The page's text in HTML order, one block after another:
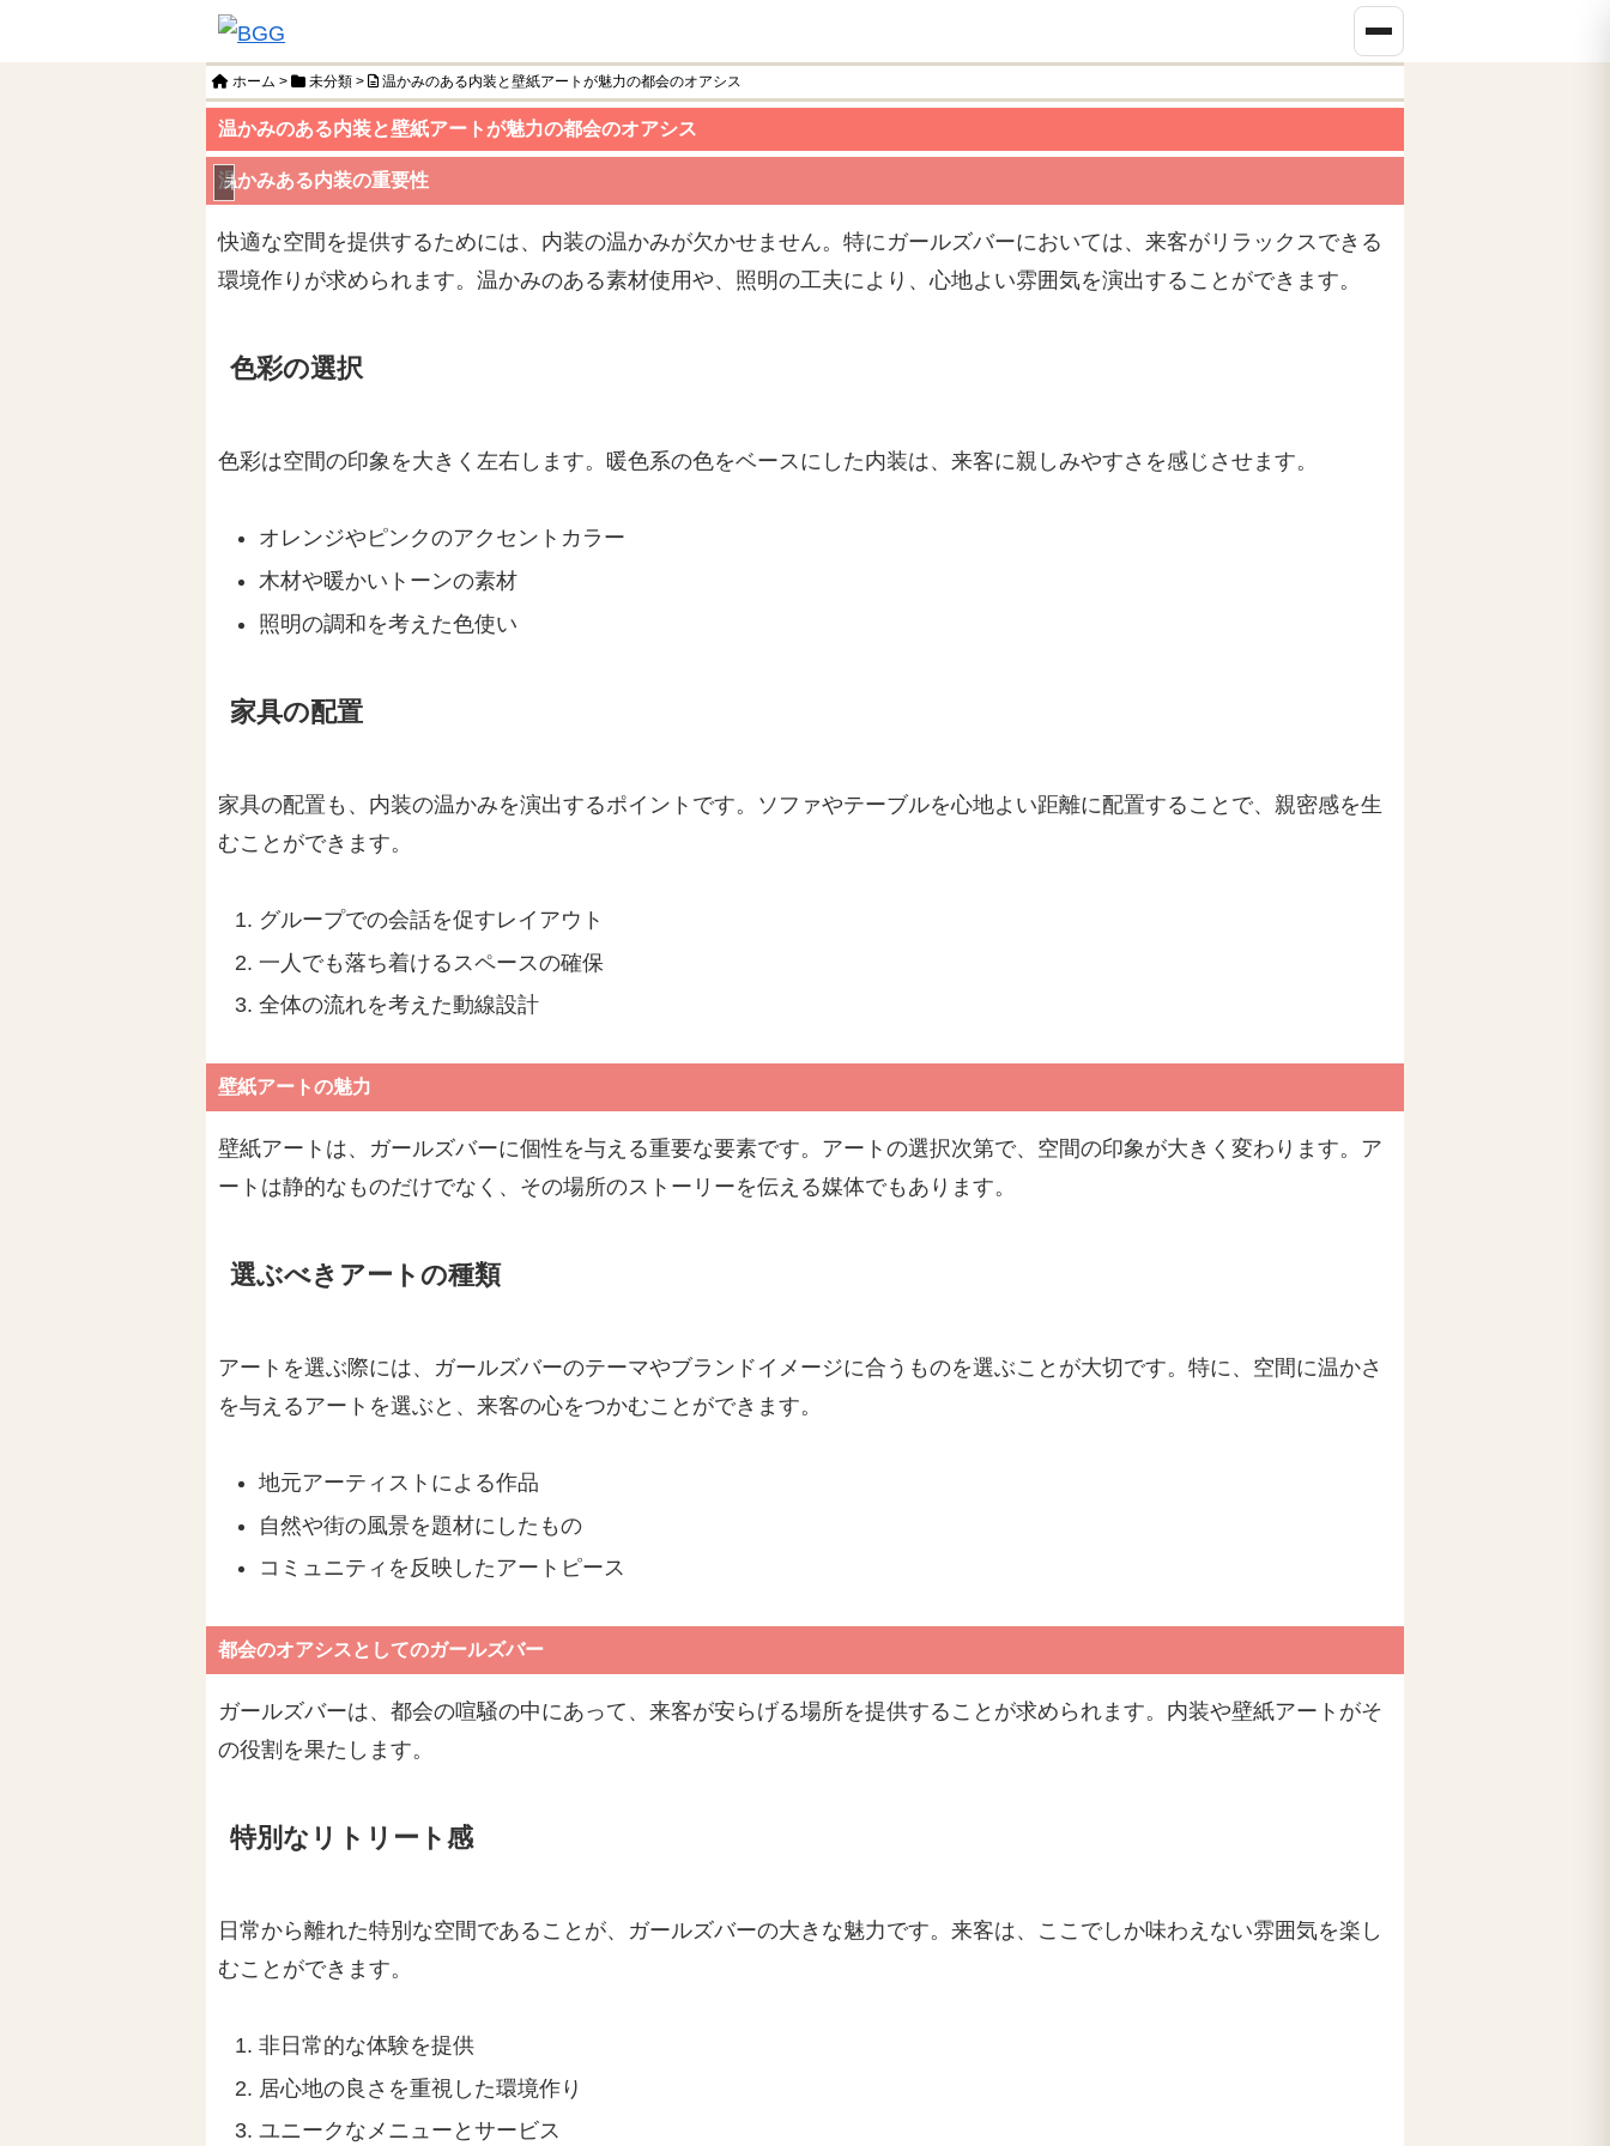
ホーム > 未分類 > 温かみのある内装と壁紙アートが魅力の都会のオアシス
温かみのある内装と壁紙アートが魅力の都会のオアシス
未分類
温かみある内装の重要性
快適な空間を提供するためには、内装の温かみが欠かせません。特にガールズバーにおいては、来客がリラックスできる
環境作りが求められます。温かみのある素材使用や、照明の工夫により、心地よい雰囲気を演出することができます。
色彩の選択
色彩は空間の印象を大きく左右します。暖色系の色をベースにした内装は、来客に親しみやすさを感じさせます。
オレンジやピンクのアクセントカラー
木材や暖かいトーンの素材
照明の調和を考えた色使い
家具の配置
家具の配置も、内装の温かみを演出するポイントです。ソファやテーブルを心地よい距離に配置することで、親密感を生
むことができます。
グループでの会話を促すレイアウト
一人でも落ち着けるスペースの確保
全体の流れを考えた動線設計
壁紙アートの魅力
壁紙アートは、ガールズバーに個性を与える重要な要素です。アートの選択次第で、空間の印象が大きく変わります。ア
ートは静的なものだけでなく、その場所のストーリーを伝える媒体でもあります。
選ぶべきアートの種類
アートを選ぶ際には、ガールズバーのテーマやブランドイメージに合うものを選ぶことが大切です。特に、空間に温かさ
を与えるアートを選ぶと、来客の心をつかむことができます。
地元アーティストによる作品
自然や街の風景を題材にしたもの
コミュニティを反映したアートピース
都会のオアシスとしてのガールズバー
ガールズバーは、都会の喧騒の中にあって、来客が安らげる場所を提供することが求められます。内装や壁紙アートがそ
の役割を果たします。
特別なリトリート感
日常から離れた特別な空間であることが、ガールズバーの大きな魅力です。来客は、ここでしか味わえない雰囲気を楽し
むことができます。
非日常的な体験を提供
居心地の良さを重視した環境作り
ユニークなメニューとサービス